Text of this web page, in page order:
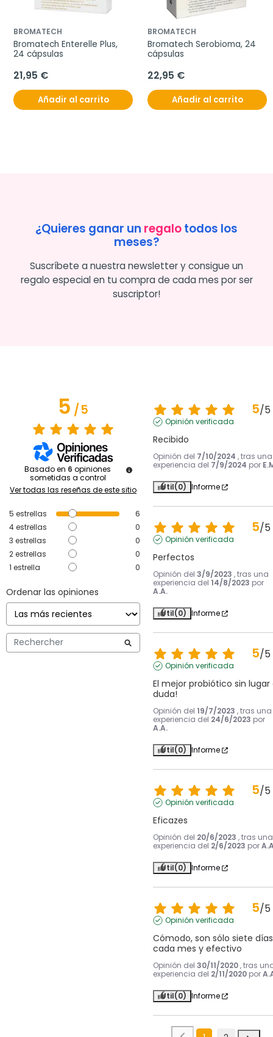
BROMATECH
Bromatech Enterelle Plus,
24 cápsulas
21,95 €
Añadir al carrito
BROMATECH
Bromatech Serobioma, 24
cápsulas
22,95 €
Añadir al carrito
¿Quieres ganar un regalotodos los
meses?
Suscríbete a nuestra newsletter y consigue un
regalo especial en tu compra de cada mes por ser
suscriptor!
5/5
Basado en 6 opiniones
sometidas a control
Ver todas las reseñas de este sitio
5 estrellas
6
4estrellas
0
3 estrellas
0
2estrellas
0
1 estrella 0
Ordenar las opiniones
5/5
Opinión verificada
Recibido
Opinión del 7/10/2024 , tras una
experiencia del 7/9/2024 por
Útil(0) Informe
5/5
Opinión verificada
Perfectos
Opinión del 3/9/2023 , tras una
experiencia del 14/8/2023 por
A.A.
Útil(0) Informe
5/5
Opinión verificada
El mejor probiótico sin lugar
duda!
Opinión del 19/7/2023 , tras una
experiencia del 24/6/2023 por
A.A.
Útil(0) Informe
5/5
Opinión verificada
Eficazes
Opinión del 20/6/2023 , tras una
experiencia del 2/6/2023 por
Útil(0) Informe
5/5
Opinión verificada
Cómodo, son sólo siete días
cada mes y efectivo
Opinión del 30/11/2020 , tras
experiencia del 2/11/2020 por
Útil(0) Informe